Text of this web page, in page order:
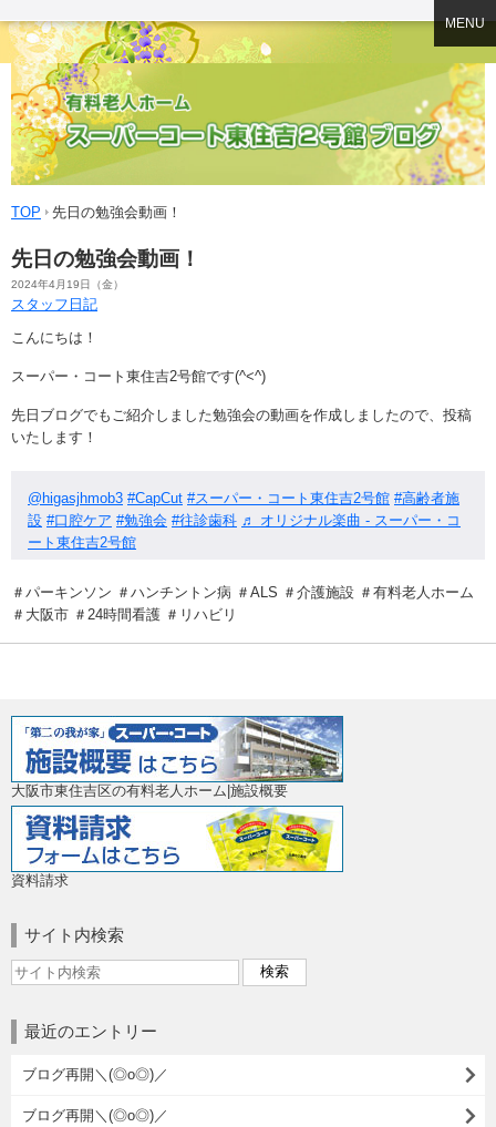
MENU
TOP 先日の勉強会動画！
先日の勉強会動画！
2024年4月19日（金）
スタッフ日記
こんにちは！
スーパー・コート東住吉2号館です(^<^)
先日ブログでもご紹介しました勉強会の動画を作成しましたので、投稿
いたします！
@higasjhmob3 #CapCut #スーパー・コート東住吉2号館 #高齢者施
設 #口腔ケア #勉強会 #往診歯科 ♬ オリジナル楽曲 - スーパー・コ
ート東住吉2号館
＃パーキンソン ＃ハンチントン病 ＃ALS ＃介護施設 ＃有料老人ホーム
＃大阪市 ＃24時間看護 ＃リハビリ
大阪市東住吉区の有料老人ホーム|施設概要
資料請求
サイト内検索
最近のエントリー
ブログ再開＼(◎o◎)／
ブログ再開＼(◎o◎)／